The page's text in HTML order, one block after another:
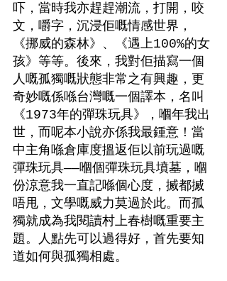
吓，當時我亦趕趕潮流，打開，咬
文，嚼字，沉浸佢嘅情感世界，
《挪威的森林》、《遇上100%的女
孩》等等。後來，我對佢描寫一個
人嘅孤獨嘅狀態非常之有興趣，更
奇妙嘅係喺台灣嘅一個譯本，名叫
《1973年的彈珠玩具》，嗰年我出
世，而呢本小說亦係我最鍾意！當
中主角喺倉庫度搵返佢以前玩過嘅
彈珠玩具——嗰個彈珠玩具墳墓，嗰
份涼意我一直記喺個心度，搣都搣
唔甩，文學嘅威力莫過於此。而孤
獨就成為我閱讀村上春樹嘅重要主
題。人點先可以過得好，首先要知
道如何與孤獨相處。